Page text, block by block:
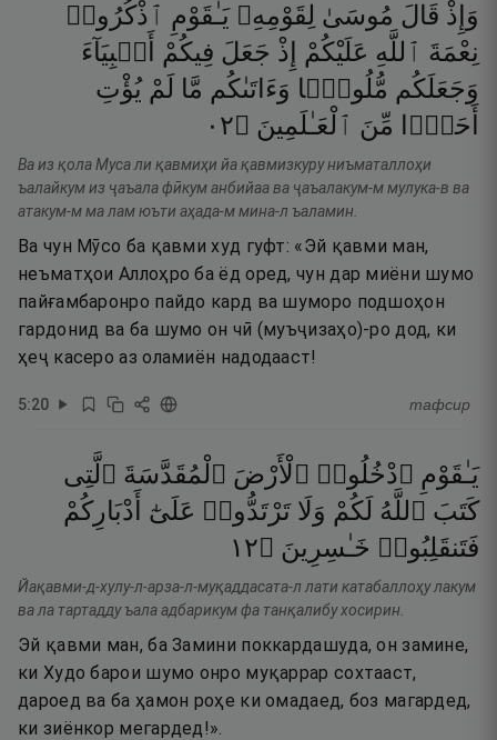
وَإِذْ قَالَ مُوسَىٰ لِقَوْمِهِۦ يَـٰقَوْمِ ٱذْكُرُوا۟
نِعْمَةَ ٱللَّهِ عَلَيْكُمْ إِذْ جَعَلَ فِيكُمْ
أَنۢبِيَآءَ
وَجَعَلَكُم مُّلُوكًۭا وَءَاتَىٰكُم مَّا لَمْ يُؤْتِ
أَحَدًۭا
مِّنَ ٱلْعَـٰلَمِينَ ۝٢٠
Ва из қола Муса ли қавмиҳи йа қавмизкуру ниъматаллоҳи
ъалайкум из ҷаъала фӣкум анбийаа ва ҷаъалакум-м мулука-в ва
атакум-м ма лам юъти аҳада-м мина-л ъаламин.
Ва чун Мӯсо ба қавми худ гуфт: «Эй қавми ман,
неъматҳои Аллоҳро ба ёд оред, чун дар миёни шумо
пайғамбаронро пайдо кард ва шуморо подшоҳон
гардонид ва ба шумо он чӣ (муъҷизаҳо)-ро дод, ки
ҳеҷ касеро аз оламиён надодааст!
5:20 тафсир
يَـٰقَوْمِ ٱدْخُلُوا۟ ٱلْأَرْضَ ٱلْمُقَدَّسَةَ ٱلَّتِى
كَتَبَ ٱللَّهُ لَكُمْ وَلَا تَرْتَدُّوا۟ عَلَىٰٓ أَدْبَارِكُمْ
فَتَنقَلِبُوا۟ خَـٰسِرِينَ ۝٢١
Йақавми-д-хулу-л-арза-л-муқаддасата-л лати катабаллоҳу лакум
ва ла тартадду ъала адбарикум фа танқалибу хосирин.
Эй қавми ман, ба Замини поккардашуда, он замине,
ки Худо барои шумо онро муқаррар сохтааст,
дароед ва ба ҳамон роҳе ки омадаед, боз магардед,
ки зиёнкор мегардед!».